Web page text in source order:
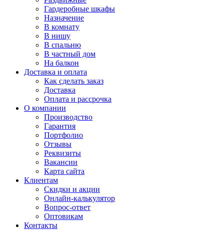
Гардеробные шкафы
Назначение
В комнату
В нишу
В спальню
В частный дом
На балкон
Доставка и оплата
Как сделать заказ
Доставка
Оплата и рассрочка
О компании
Производство
Гарантия
Портфолио
Отзывы
Реквизиты
Вакансии
Карта сайта
Клиентам
Скидки и акции
Онлайн-калькулятор
Вопрос-ответ
Оптовикам
Контакты